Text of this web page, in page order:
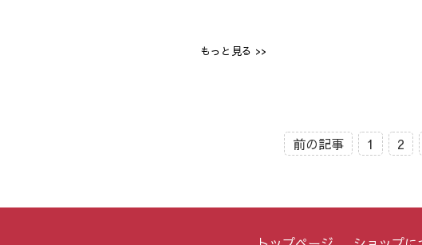
もっと見る >>
前の記事 1 2